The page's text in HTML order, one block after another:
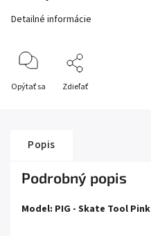
Detailné informácie
Opýtať sa Zdieľať
Popis
Podrobný popis
Model: PIG - Skate Tool Pink